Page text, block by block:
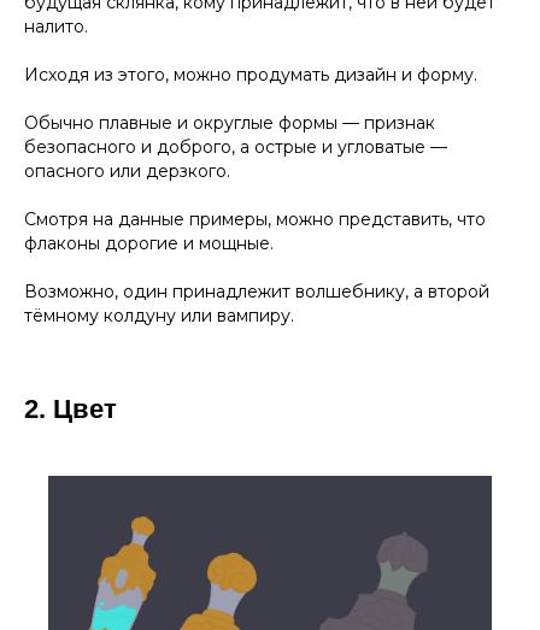
налито.
Исходя из этого, можно продумать дизайн и форму.
Обычно плавные и округлые формы — признак
безопасного и доброго, а острые и угловатые —
опасного или дерзкого.
Смотря на данные примеры, можно представить, что
флаконы дорогие и мощные.
Возможно, один принадлежит волшебнику, а второй
тёмному колдуну или вампиру.
2. Цвет